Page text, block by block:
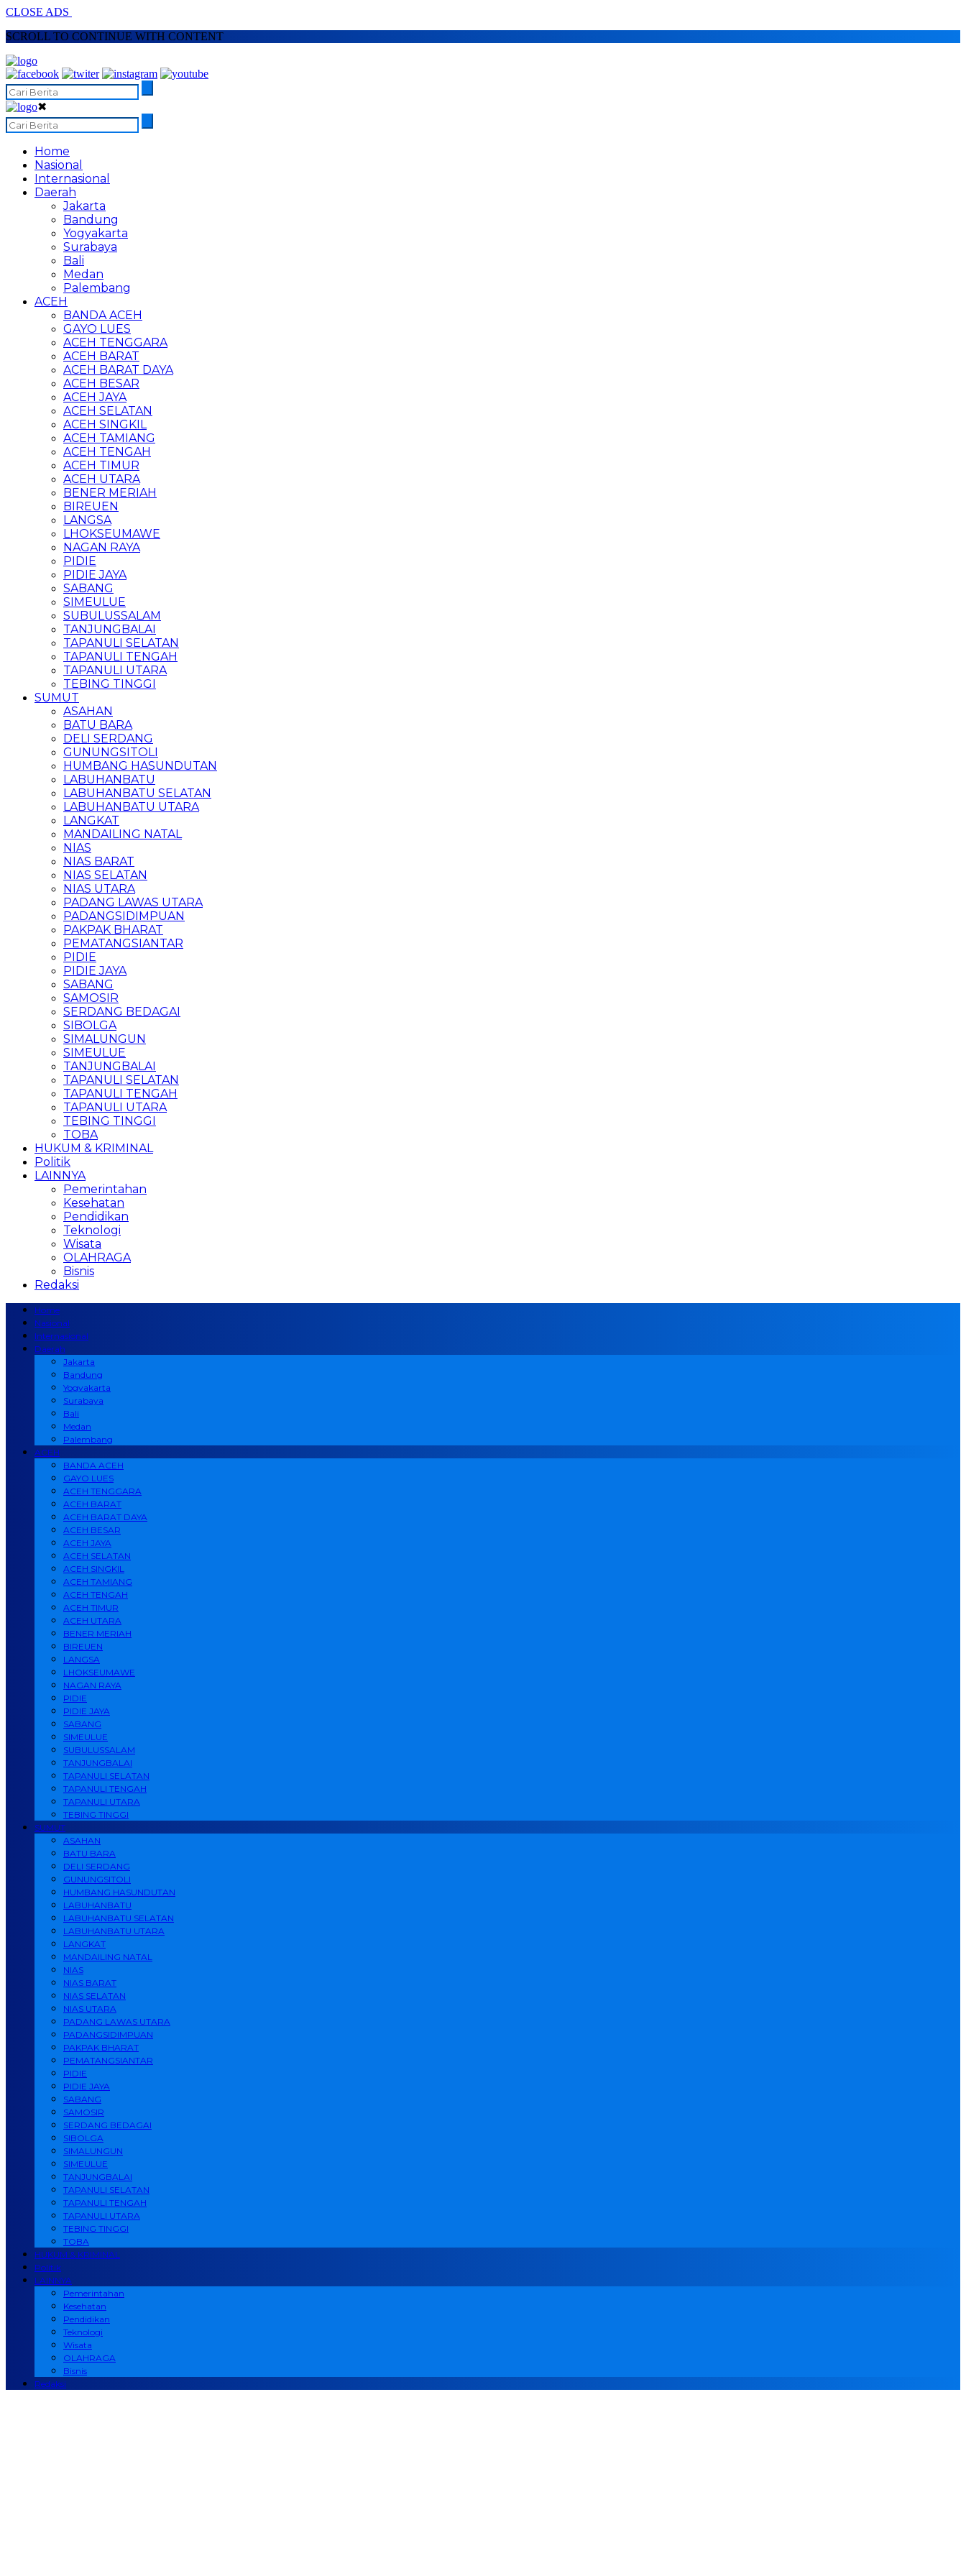
CLOSE ADS
SCROLL TO CONTINUE WITH CONTENT
✖
Home
Nasional
Internasional
Daerah
Jakarta
Bandung
Yogyakarta
Surabaya
Bali
Medan
Palembang
ACEH
BANDA ACEH
GAYO LUES
ACEH TENGGARA
ACEH BARAT
ACEH BARAT DAYA
ACEH BESAR
ACEH JAYA
ACEH SELATAN
ACEH SINGKIL
ACEH TAMIANG
ACEH TENGAH
ACEH TIMUR
ACEH UTARA
BENER MERIAH
BIREUEN
LANGSA
LHOKSEUMAWE
NAGAN RAYA
PIDIE
PIDIE JAYA
SABANG
SIMEULUE
SUBULUSSALAM
TANJUNGBALAI
TAPANULI SELATAN
TAPANULI TENGAH
TAPANULI UTARA
TEBING TINGGI
SUMUT
ASAHAN
BATU BARA
DELI SERDANG
GUNUNGSITOLI
HUMBANG HASUNDUTAN
LABUHANBATU
LABUHANBATU SELATAN
LABUHANBATU UTARA
LANGKAT
MANDAILING NATAL
NIAS
NIAS BARAT
NIAS SELATAN
NIAS UTARA
PADANG LAWAS UTARA
PADANGSIDIMPUAN
PAKPAK BHARAT
PEMATANGSIANTAR
PIDIE
PIDIE JAYA
SABANG
SAMOSIR
SERDANG BEDAGAI
SIBOLGA
SIMALUNGUN
SIMEULUE
TANJUNGBALAI
TAPANULI SELATAN
TAPANULI TENGAH
TAPANULI UTARA
TEBING TINGGI
TOBA
HUKUM & KRIMINAL
Politik
LAINNYA
Pemerintahan
Kesehatan
Pendidikan
Teknologi
Wisata
OLAHRAGA
Bisnis
Redaksi
Home
Nasional
Internasional
Daerah
Jakarta
Bandung
Yogyakarta
Surabaya
Bali
Medan
Palembang
ACEH
BANDA ACEH
GAYO LUES
ACEH TENGGARA
ACEH BARAT
ACEH BARAT DAYA
ACEH BESAR
ACEH JAYA
ACEH SELATAN
ACEH SINGKIL
ACEH TAMIANG
ACEH TENGAH
ACEH TIMUR
ACEH UTARA
BENER MERIAH
BIREUEN
LANGSA
LHOKSEUMAWE
NAGAN RAYA
PIDIE
PIDIE JAYA
SABANG
SIMEULUE
SUBULUSSALAM
TANJUNGBALAI
TAPANULI SELATAN
TAPANULI TENGAH
TAPANULI UTARA
TEBING TINGGI
SUMUT
ASAHAN
BATU BARA
DELI SERDANG
GUNUNGSITOLI
HUMBANG HASUNDUTAN
LABUHANBATU
LABUHANBATU SELATAN
LABUHANBATU UTARA
LANGKAT
MANDAILING NATAL
NIAS
NIAS BARAT
NIAS SELATAN
NIAS UTARA
PADANG LAWAS UTARA
PADANGSIDIMPUAN
PAKPAK BHARAT
PEMATANGSIANTAR
PIDIE
PIDIE JAYA
SABANG
SAMOSIR
SERDANG BEDAGAI
SIBOLGA
SIMALUNGUN
SIMEULUE
TANJUNGBALAI
TAPANULI SELATAN
TAPANULI TENGAH
TAPANULI UTARA
TEBING TINGGI
TOBA
HUKUM & KRIMINAL
Politik
LAINNYA
Pemerintahan
Kesehatan
Pendidikan
Teknologi
Wisata
OLAHRAGA
Bisnis
Redaksi